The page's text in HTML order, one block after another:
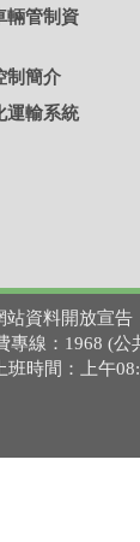
輛管制資
制簡介
運輸系統
站資料開放宣告
專線：1968 (
班時間：上午